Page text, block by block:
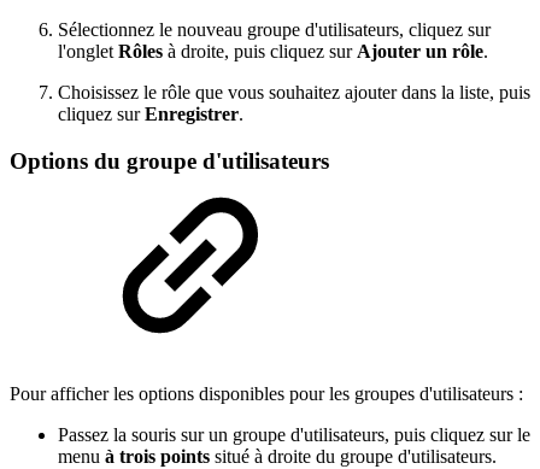
Sélectionnez le nouveau groupe d'utilisateurs, cliquez sur
l'onglet Rôles à droite, puis cliquez sur Ajouter un rôle.
Choisissez le rôle que vous souhaitez ajouter dans la liste, puis
cliquez surEnregistrer.
Options du groupe d'utilisateurs
Pour afficher les options disponibles pour les groupes d'utilisateurs :
Passez la souris sur un groupe d'utilisateurs, puis cliquez sur le
menu à trois points situé à droite du groupe d'utilisateurs.